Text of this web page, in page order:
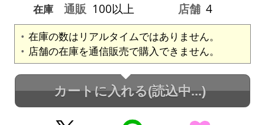
在庫
通販 100以上 店舗 4
在庫の数はリアルタイムではありません。
店舗の在庫を通信販売で購入できません。
カートに入れる(読込中...)